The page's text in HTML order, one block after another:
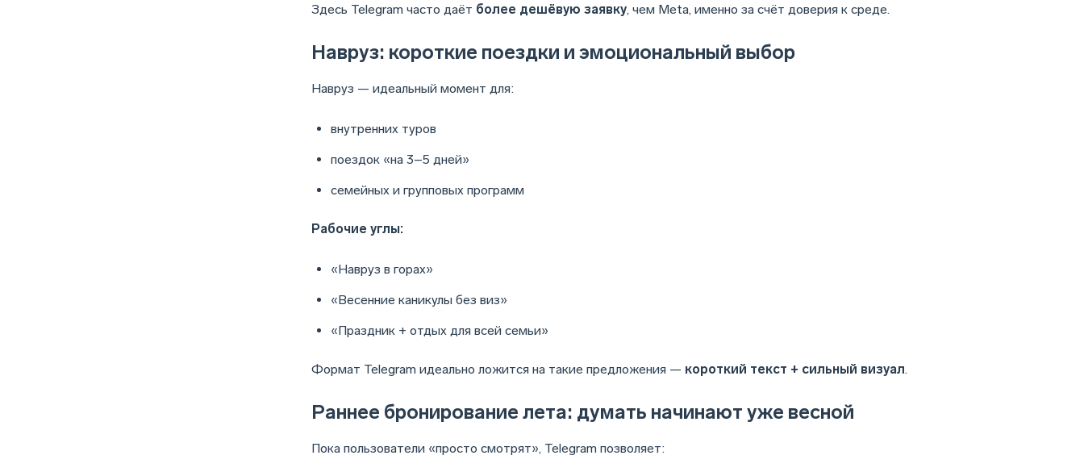
Здесь Telegram часто даёт более дешёвую заявку, чем Meta, именно за счёт доверия к среде.
Навруз: короткие поездки и эмоциональный выбор
Навруз — идеальный момент для:
внутренних туров
поездок «на 3–5 дней»
семейных и групповых программ
Рабочие углы:
«Навруз в горах»
«Весенние каникулы без виз»
«Праздник + отдых для всей семьи»
Формат Telegram идеально ложится на такие предложения — короткий текст + сильный визуал.
Раннее бронирование лета: думать начинают уже весной
Пока пользователи «просто смотрят», Telegram позволяет: